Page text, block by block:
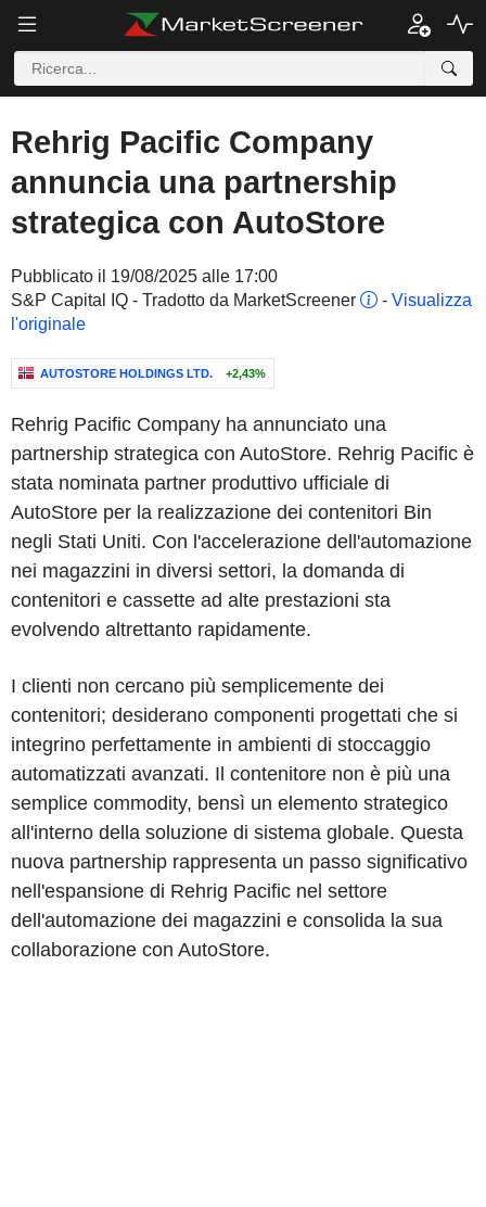
Rehrig Pacific Company
annuncia una partnership
strategica con AutoStore
Pubblicato il 19/08/2025 alle 17:00
S&P Capital IQ - Tradotto da MarketScreener
- Visualizza
l'originale
AUTOSTORE HOLDINGS LTD. +2,43%
Rehrig Pacific Company ha annunciato una
partnership strategica con AutoStore. Rehrig Pacific è
stata nominata partner produttivo ufficiale di
AutoStore per la realizzazione dei contenitori Bin
negli Stati Uniti. Con l'accelerazione dell'automazione
nei magazzini in diversi settori, la domanda di
contenitori e cassette ad alte prestazioni sta
evolvendo altrettanto rapidamente.
I clienti non cercano più semplicemente dei
contenitori; desiderano componenti progettati che si
integrino perfettamente in ambienti di stoccaggio
automatizzati avanzati. Il contenitore non è più una
semplice commodity, bensì un elemento strategico
all'interno della soluzione di sistema globale. Questa
nuova partnership rappresenta un passo significativo
nell'espansione di Rehrig Pacific nel settore
dell'automazione dei magazzini e consolida la sua
collaborazione con AutoStore.